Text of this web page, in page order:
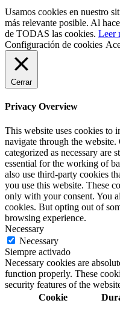
Usamos cookies en nuestro
más relevante posible. Al
de TODAS las cookies. Leer
Configuración de cookies
Cerrar
Privacy Overview
This website uses cookies to
navigate through the website.
categorized as necessary are
essential for the working of
also use third-party cookies
you use this website. These
only with your consent. You
cookies. But opting out of
browsing experience.
Necessary
Necessary
Siempre activado
Necessary cookies are
function properly. These
security features of the
Cookie